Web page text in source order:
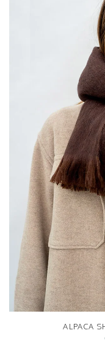
ALPACA